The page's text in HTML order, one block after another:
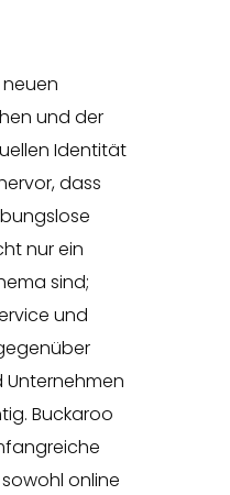
und der
Identität
dass
nur ein
sind;
und
Unternehmen
Buckaroo
online